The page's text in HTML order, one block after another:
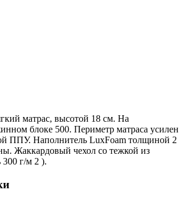
матрас, высотой 18 см. На
блоке 500. Периметр матраса усилен
ППУ. Наполнитель LuxFoam толщиной 2
Жаккардовый чехол со тежкой из
300 г/м 2 ).